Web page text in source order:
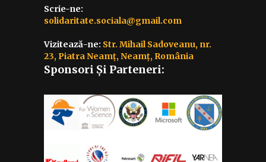
Scrie-ne:
solidaritate.sociala@gmail.com
Vizitează-ne: Str. Mihail Sadoveanu, nr.
23, Piatra Neamț, Neamț, România
Sponsori Și Parteneri: